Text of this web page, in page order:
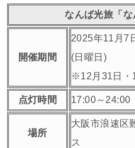
なんば光旅「な
開催期間
2025年11月7
(日曜日)
※12月31日・
点灯時間 17:00～24:00
場所
大阪市浪速区
ス